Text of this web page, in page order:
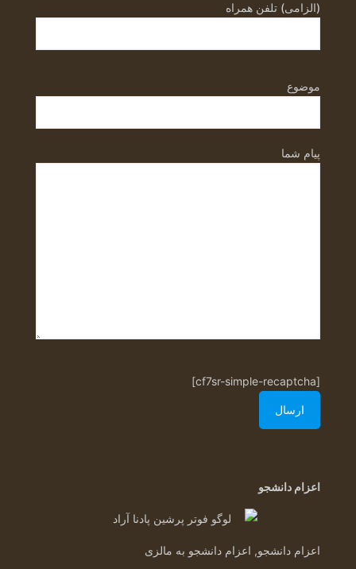
(الزامی) تلفن همراه
موضوع
پیام شما
[cf7sr-simple-recaptcha]
اعزام دانشجو
اعزام دانشجو, اعزام دانشجو به مالزی